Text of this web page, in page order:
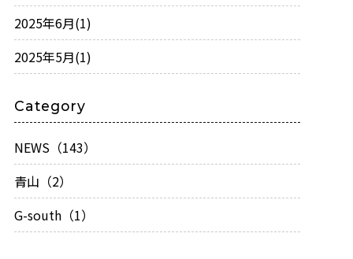
2025年6月(1)
2025年5月(1)
Category
NEWS（143）
青山（2）
G-south（1）